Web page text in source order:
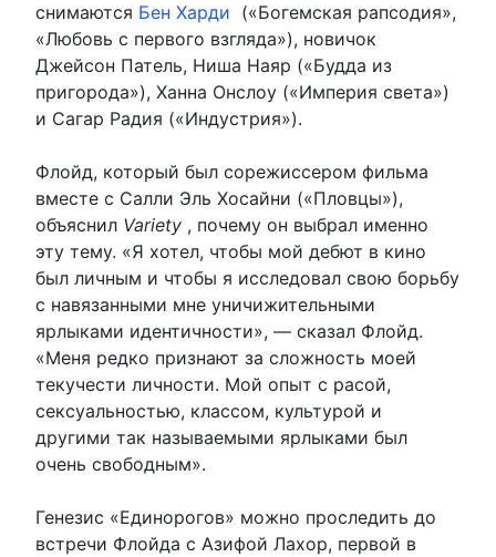
снимаются Бен Харди («Богемская рапсодия»,
«Любовь с первого взгляда»), новичок
Джейсон Патель, Ниша Наяр («Будда из
пригорода»), Ханна Онслоу («Империя света»)
и Сагар Радия («Индустрия»).
Флойд, который был сорежиссером фильма
вместе с Салли Эль Хосайни («Пловцы»),
объяснил Variety , почему он выбрал именно
эту тему. «Я хотел, чтобы мой дебют в кино
был личным и чтобы я исследовал свою борьбу
с навязанными мне уничижительными
ярлыками идентичности», — сказал Флойд.
«Меня редко признают за сложность моей
текучести личности. Мой опыт с расой,
сексуальностью, классом, культурой и
другими так называемыми ярлыками был
очень свободным».
Генезис «Единорогов» можно проследить до
встречи Флойда с Азифой Лахор, первой в